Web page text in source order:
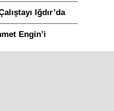
Iğdır’da
Engin’i